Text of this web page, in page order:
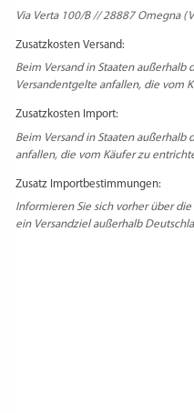
Via Verta 100/B // 28887 Omegna
Zusatzkosten Versand:
Beim Versand in Staaten außerhalb
Versandentgelte anfallen, die vom
Zusatzkosten Import:
Beim Versand in Staaten
anfallen, die vom Käufer zu
Zusatz Importbestimmungen:
Informieren Sie sich vorher über
ein Versandziel außerhalb